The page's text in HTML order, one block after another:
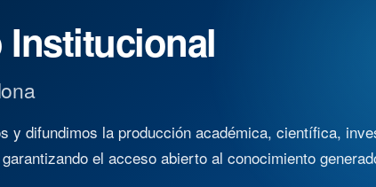
y difundimos la producción académica, científica,
el acceso abierto al conocimiento